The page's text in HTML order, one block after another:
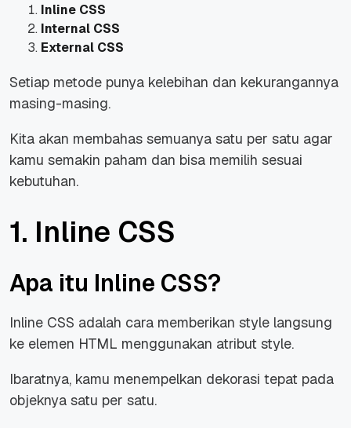
Inline CSS
Internal CSS
External CSS
Setiap metode punya kelebihan dan kekurangannya
masing-masing.
Kita akan membahas semuanya satu per satu agar
kamu semakin paham dan bisa memilih sesuai
kebutuhan.
1. Inline CSS
Apa itu Inline CSS?
Inline CSS adalah cara memberikan style langsung
ke elemen HTML menggunakan atribut style.
Ibaratnya, kamu menempelkan dekorasi tepat pada
objeknya satu per satu.